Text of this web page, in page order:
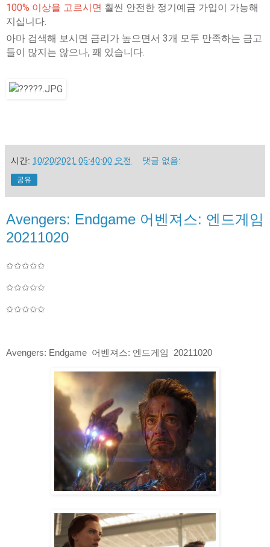
100% 이상을 고르시면 훨씬 안전한 정기예금 가입이 가능해
지십니다.
아마 검색해 보시면 금리가 높으면서 3개 모두 만족하는 금고
들이 많지는 않으나, 꽤 있습니다.
시간: 10/20/2021 05:40:00 오전 댓글 없음:
공유
Avengers: Endgame 어벤져스: 엔드게임
20211020
✩✩✩✩✩
✩✩✩✩✩
✩✩✩✩✩
Avengers: Endgame 어벤져스: 엔드게임 20211020